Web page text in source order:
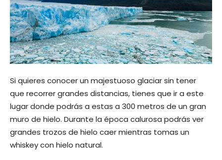
Si quieres conocer un majestuoso glaciar sin tener
que recorrer grandes distancias, tienes que ir a este
lugar donde podrás a estas a 300 metros de un gran
muro de hielo. Durante la época calurosa podrás ver
grandes trozos de hielo caer mientras tomas un
whiskey con hielo natural.